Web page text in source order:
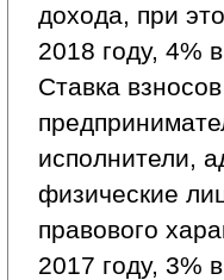
дохода, при
2018 году, 4%
Ставка
исполнители,
физические
правового
2017 году, 3%